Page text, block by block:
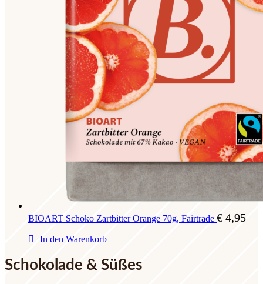
BIOART Schoko Zartbitter Orange 70g, Fairtrade € 4,95
In den Warenkorb
Schokolade & Süßes